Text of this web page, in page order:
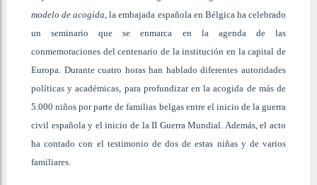
modelo de acogida , la embajada española en Bélgica ha celebrado
un seminario que se enmarca en la agenda de las
conmemoraciones del centenario de la institución en la capital de
Europa. Durante cuatro horas han hablado diferentes autoridades
políticas y académicas, para profundizar en la acogida de más de
5.000 niños por parte de familias belgas entre el inicio de la guerra
civil española y el inicio de la II Guerra Mundial. Además, el acto
ha contado con el testimonio de dos de estas niñas y de varios
familiares.